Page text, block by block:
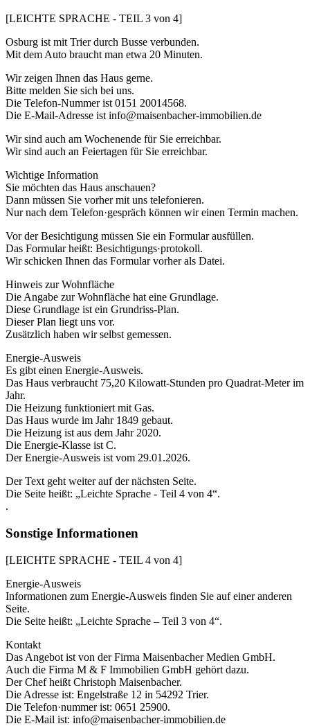
[LEICHTE SPRACHE - TEIL 3 von 4]
Osburg ist mit Trier durch Busse verbunden.
Mit dem Auto braucht man etwa 20 Minuten.
Wir zeigen Ihnen das Haus gerne.
Bitte melden Sie sich bei uns.
Die Telefon-Nummer ist 0151 20014568.
Die E-Mail-Adresse ist info@maisenbacher-immobilien.de
Wir sind auch am Wochenende für Sie erreichbar.
Wir sind auch an Feiertagen für Sie erreichbar.
Wichtige Information
Sie möchten das Haus anschauen?
Dann müssen Sie vorher mit uns telefonieren.
Nur nach dem Telefon·gespräch können wir einen Termin machen.
Vor der Besichtigung müssen Sie ein Formular ausfüllen.
Das Formular heißt: Besichtigungs·protokoll.
Wir schicken Ihnen das Formular vorher als Datei.
Hinweis zur Wohnfläche
Die Angabe zur Wohnfläche hat eine Grundlage.
Diese Grundlage ist ein Grundriss-Plan.
Dieser Plan liegt uns vor.
Zusätzlich haben wir selbst gemessen.
Energie-Ausweis
Es gibt einen Energie-Ausweis.
Das Haus verbraucht 75,20 Kilowatt-Stunden pro Quadrat-Meter im
Jahr.
Die Heizung funktioniert mit Gas.
Das Haus wurde im Jahr 1849 gebaut.
Die Heizung ist aus dem Jahr 2020.
Die Energie-Klasse ist C.
Der Energie-Ausweis ist vom 29.01.2026.
Der Text geht weiter auf der nächsten Seite.
Die Seite heißt: „Leichte Sprache - Teil 4 von 4“.
.
Sonstige Informationen
[LEICHTE SPRACHE - TEIL 4 von 4]
Energie-Ausweis
Informationen zum Energie-Ausweis finden Sie auf einer anderen
Seite.
Die Seite heißt: „Leichte Sprache – Teil 3 von 4“.
Kontakt
Das Angebot ist von der Firma Maisenbacher Medien GmbH.
Auch die Firma M & F Immobilien GmbH gehört dazu.
Der Chef heißt Christoph Maisenbacher.
Die Adresse ist: Engelstraße 12 in 54292 Trier.
Die Telefon·nummer ist: 0651 25900.
Die E-Mail ist: info@maisenbacher-immobilien.de